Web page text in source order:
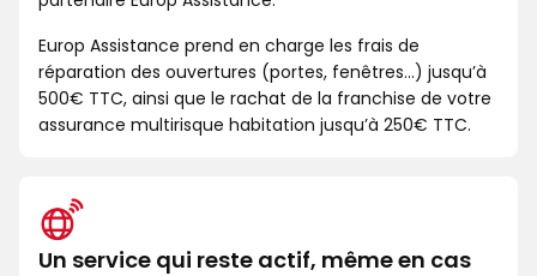
Europ Assistance prend en charge les frais de
réparation des ouvertures (portes, fenêtres...) jusqu’à
500€ TTC, ainsi que le rachat de la franchise de votre
assurance multirisque habitation jusqu’à 250€ TTC.
Un service qui reste actif, même en cas